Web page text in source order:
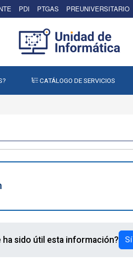
PDI PTGAS PREUNIVERSITARIO
CATÁLOGO DE SERVICIOS
ha sido útil esta información? Sí